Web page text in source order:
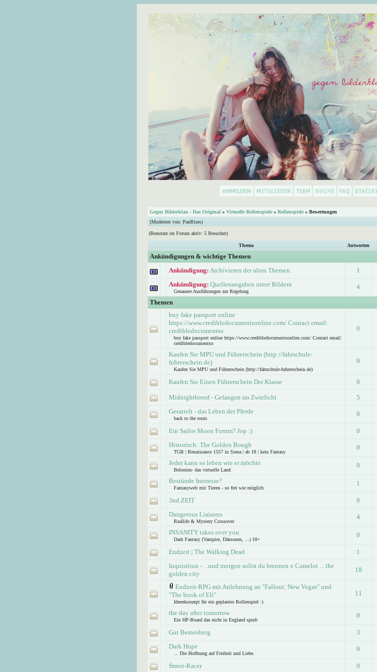
Gegen Bilderklau - Das Original » Virtuelle Rollenspiele » Rollenspiele » Bewertungen
(Moderiert von: PanRises)
(Benutzer im Forum aktiv: 5 Besucher)
Thema Antworten
Ankündigungen & wichtige Themen
Ankündigung: Archivieren der alten Themen 1
Ankündigung: Quellenangaben unter Bildern
Genauere Ausführungen zur Regelung
4
Themen
buy fake passport online
https://www.credibledocumentsonline.com/ Contact email:
credibledocumentso
buy fake passport online https://www.credibledocumentsonline.com/ Contact email:
credibledocumentso
0
Kaufen Sie MPU und Führerschein (http://fahrschule-
fuhrerschein.de)
Kaufen Sie MPU und Führerschein (http://fahrschule-fuhrerschein.de)
0
Kaufen Sie Einen Führerschein Der Klasse 0
Midnightbreed - Gefangen im Zwielicht 5
Gesattelt - das Leben der Pferde
back to the roots
0
Ein Sailor Moon Forum? Jop :) 0
Historisch: The Golden Bough
TGB | Renaissance 1557 in Siena | ab 18 | kein Fantasy
0
Jeder kann so leben wie er möchte
Belonien- das virtuelle Land
0
Bestünde Interesse?
Fantasywelt mit Tieren - so frei wie möglich
1
3nd.ZEIT 0
Dangerous Liaisons
Reallife & Mystery Crossover
4
INSANITY takes over you
Dark Fantasy (Vampire, Dämonen, ...) 18+
0
Endzeit | The Walking Dead 1
Inquisition - ...und morgen sollst du brennen x Camelot ... the
golden city
18
Endzeit-RPG mit Anlehnung an "Fallout: New Vegas" und
"The book of Eli"
Ideenkonzept für ein geplantes Rollenspiel :)
11
the day after tomorrow
Ein HP-Board das nicht in England spielt
0
Gut Bestenberg 3
Dark Hope
... Die Hoffnung auf Freiheit und Liebe.
0
Street-Racer 0